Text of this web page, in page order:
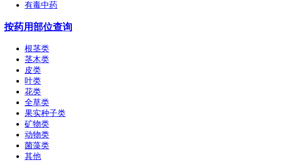
有毒中药
按药用部位查询
根茎类
茎木类
皮类
叶类
花类
全草类
果实种子类
矿物类
动物类
菌藻类
其他